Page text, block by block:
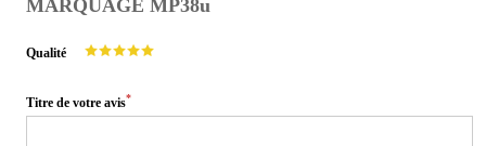
MARQUAGE MP38u
Qualité
Titre de votre avis*